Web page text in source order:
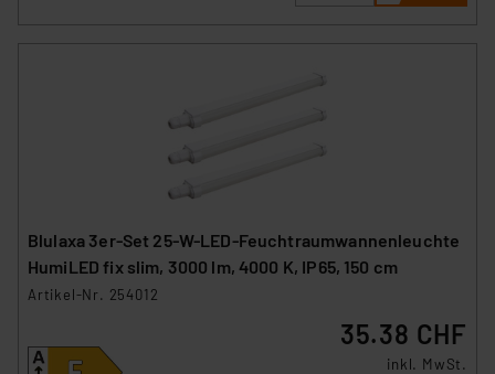
Blulaxa 3er-Set 25-W-LED-Feuchtraumwannenleuchte
HumiLED fix slim, 3000 lm, 4000 K, IP65, 150 cm
Artikel-Nr. 254012
35.38 CHF
inkl. MwSt.